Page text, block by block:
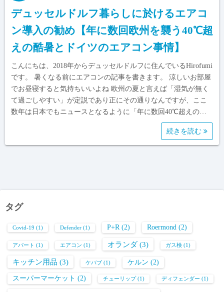
デュッセルドルフ暮らしに於けるエアコ
ン導入の勧め【年に数回欧州を襲う40℃超
えの酷暑とドイツのエアコン事情】
こんにちは、2018年からデュッセルドルフに住んでいるHirofumi
です。 暑くなる前にエアコンの記事を書きます。 涼しいお部屋
でお昼寝すると気持ちいいよね 欧州の夏と言えば「湿気が無く
て過ごしやすい」が定説であり正にその通りなんですが、ここ
数年は日本でもニュースとなるように「年に数回40℃超えの…
続きを読む
タグ
Covid-19 (1) Defender (1) P+R(2) Roermond (2)
アパート (1) エアコン (1) オランダ(3) ガス検 (1)
キッチン用品 (3) ケバブ (1) ケルン (2)
スーパーマーケット (2) チューリップ(1) ディフェンダー (1)